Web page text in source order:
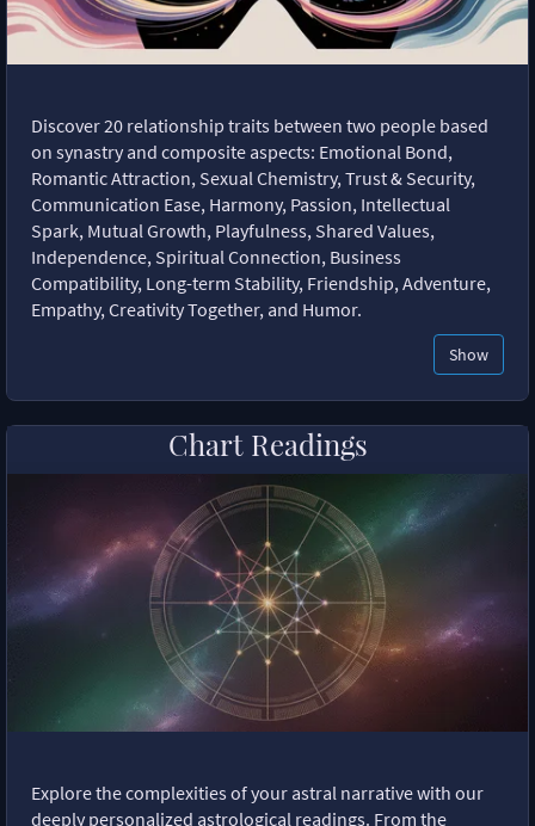
Discover 20 relationship traits between two people based
on synastry and composite aspects: Emotional Bond,
Romantic Attraction, Sexual Chemistry, Trust & Security,
Communication Ease, Harmony, Passion, Intellectual
Spark, Mutual Growth, Playfulness, Shared Values,
Independence, Spiritual Connection, Business
Compatibility, Long-term Stability, Friendship, Adventure,
Empathy, Creativity Together, and Humor.
Show
Chart Readings
Explore the complexities of your astral narrative with our
deeply personalized astrological readings. From the